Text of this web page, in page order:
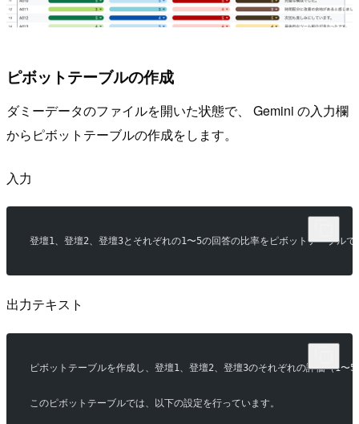
ピボットテーブルの作成
ダミーデータのファイルを開いた状態で、 Gemini の入力欄
からピボットテーブルの作成をします。
入力
登壇1、登壇2、登壇3とそれぞれの1〜5の回答の比率をピボットテーブルで
出力テキスト
ピボットテーブルを作成し、登壇1、登壇2、登壇3のそれぞれの評価（1〜
このピボットテーブルでは、以下の設定を行っています。